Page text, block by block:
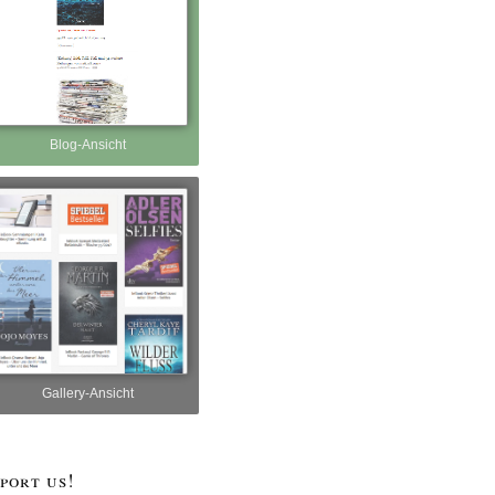
Blog-Ansicht
Gallery-Ansicht
us!